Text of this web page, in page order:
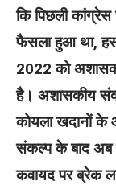
कि पिछली
फैसला हुआ था,
2022 को
है। अशासकीय
कोयला खदानों के
संकल्प के बाद अब
कवायद पर ब्रेक